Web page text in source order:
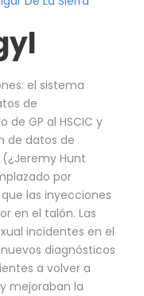
el sistema
de
GP al HSCIC y
de datos de
Hunt
por
las inyecciones
en el talón. Las
incidentes en el
diagnósticos
a volver a
mejoraban la